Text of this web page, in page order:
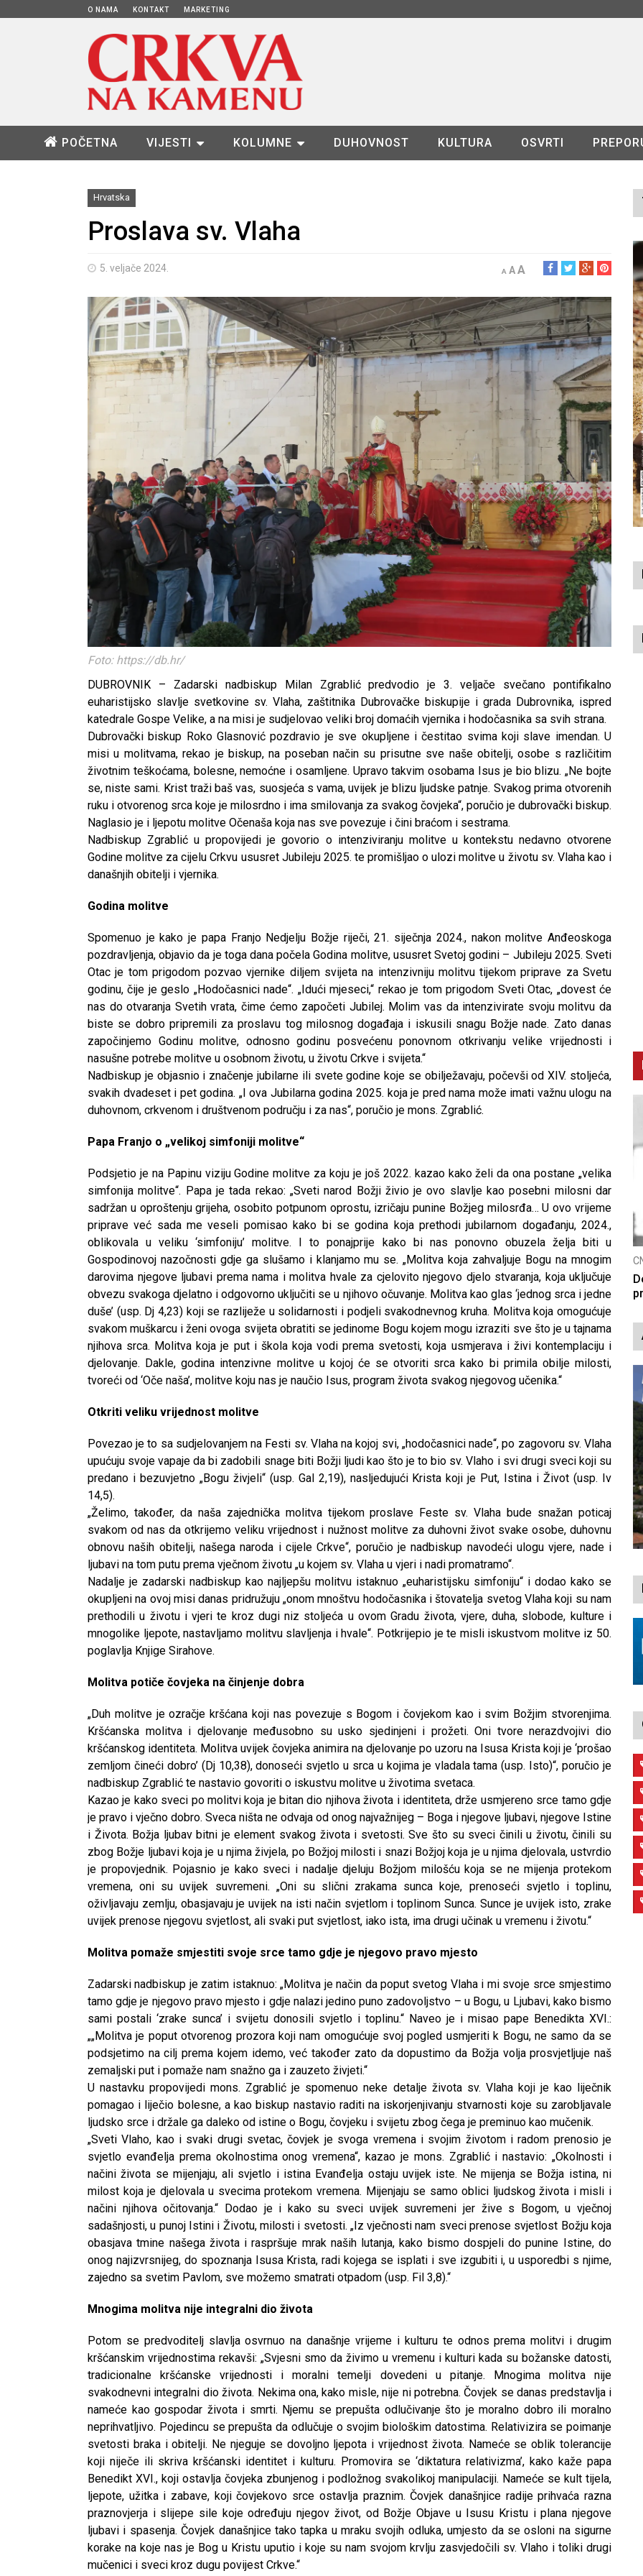
O NAMA KONTAKT MARKETING
POČETNA VIJESTI KOLUMNE DUHOVNOST KULTURA OSVRTI
Hrvatska
Proslava sv. Vlaha
5. veljače 2024. A AA
Foto: https://db.hr/
DUBROVNIK – Zadarski nadbiskup Milan Zgrablić predvodio je 3. veljače svečano pontifikalno
euharistijsko slavlje svetkovine sv. Vlaha, zaštitnika Dubrovačke biskupije i grada Dubrovnika, ispred
katedrale Gospe Velike, a na misi je sudjelovao veliki broj domaćih vjernika i hodočasnika sa svih strana.
Dubrovački biskup Roko Glasnović pozdravio je sve okupljene i čestitao svima koji slave imendan. U
misi u molitvama, rekao je biskup, na poseban način su prisutne sve naše obitelji, osobe s različitim
životnim teškoćama, bolesne, nemoćne i osamljene. Upravo takvim osobama Isus je bio blizu. „Ne bojte
se, niste sami. Krist traži baš vas, suosjeća s vama, uvijek je blizu ljudske patnje. Svakog prima otvorenih
ruku i otvorenog srca koje je milosrdno i ima smilovanja za svakog čovjeka“, poručio je dubrovački biskup.
Naglasio je i ljepotu molitve Očenaša koja nas sve povezuje i čini braćom i sestrama.
Nadbiskup Zgrablić u propovijedi je govorio o intenziviranju molitve u kontekstu nedavno otvorene
Godine molitve za cijelu Crkvu ususret Jubileju 2025. te promišljao o ulozi molitve u životu sv. Vlaha kao i
današnjih obitelji i vjernika.
Godina molitve
Spomenuo je kako je papa Franjo Nedjelju Božje riječi, 21. siječnja 2024., nakon molitve Anđeoskoga
pozdravljenja, objavio da je toga dana počela Godina molitve, ususret Svetoj godini – Jubileju 2025. Sveti
Otac je tom prigodom pozvao vjernike diljem svijeta na intenzivniju molitvu tijekom priprave za Svetu
godinu, čije je geslo „Hodočasnici nade“. „Idući mjeseci,“ rekao je tom prigodom Sveti Otac, „dovest će
nas do otvaranja Svetih vrata, čime ćemo započeti Jubilej. Molim vas da intenzivirate svoju molitvu da
biste se dobro pripremili za proslavu tog milosnog događaja i iskusili snagu Božje nade. Zato danas
započinjemo Godinu molitve, odnosno godinu posvećenu ponovnom otkrivanju velike vrijednosti i
nasušne potrebe molitve u osobnom životu, u životu Crkve i svijeta.“
Nadbiskup je objasnio i značenje jubilarne ili svete godine koje se obilježavaju, počevši od XIV. stoljeća,
svakih dvadeset i pet godina. „I ova Jubilarna godina 2025. koja je pred nama može imati važnu ulogu na
duhovnom, crkvenom i društvenom području i za nas“, poručio je mons. Zgrablić.
Papa Franjo o „velikoj simfoniji molitve“
Podsjetio je na Papinu viziju Godine molitve za koju je još 2022. kazao kako želi da ona postane „velika
simfonija molitve“. Papa je tada rekao: „Sveti narod Božji živio je ovo slavlje kao posebni milosni dar
sadržan u oproštenju grijeha, osobito potpunom oprostu, izričaju punine Božjeg milosrđa… U ovo vrijeme
priprave već sada me veseli pomisao kako bi se godina koja prethodi jubilarnom događanju, 2024.,
oblikovala u veliku ‘simfoniju’ molitve. I to ponajprije kako bi nas ponovno obuzela želja biti u
Gospodinovoj nazočnosti gdje ga slušamo i klanjamo mu se. „Molitva koja zahvaljuje Bogu na mnogim
darovima njegove ljubavi prema nama i molitva hvale za cjelovito njegovo djelo stvaranja, koja uključuje
obvezu svakoga djelatno i odgovorno uključiti se u njihovo očuvanje. Molitva kao glas ‘jednog srca i jedne
duše’ (usp. Dj 4,23) koji se razliježe u solidarnosti i podjeli svakodnevnog kruha. Molitva koja omogućuje
svakom muškarcu i ženi ovoga svijeta obratiti se jedinome Bogu kojem mogu izraziti sve što je u tajnama
njihova srca. Molitva koja je put i škola koja vodi prema svetosti, koja usmjerava i živi kontemplaciju i
djelovanje. Dakle, godina intenzivne molitve u kojoj će se otvoriti srca kako bi primila obilje milosti,
tvoreći od ‘Oče naša’, molitve koju nas je naučio Isus, program života svakog njegovog učenika.“
Otkriti veliku vrijednost molitve
Povezao je to sa sudjelovanjem na Festi sv. Vlaha na kojoj svi, „hodočasnici nade“, po zagovoru sv. Vlaha
upućuju svoje vapaje da bi zadobili snage biti Božji ljudi kao što je to bio sv. Vlaho i svi drugi sveci koji su
predano i bezuvjetno „Bogu živjeli“ (usp. Gal 2,19), nasljedujući Krista koji je Put, Istina i Život (usp. Iv
14,5).
„Želimo, također, da naša zajednička molitva tijekom proslave Feste sv. Vlaha bude snažan poticaj
svakom od nas da otkrijemo veliku vrijednost i nužnost molitve za duhovni život svake osobe, duhovnu
obnovu naših obitelji, našega naroda i cijele Crkve“, poručio je nadbiskup navodeći ulogu vjere, nade i
ljubavi na tom putu prema vječnom životu „u kojem sv. Vlaha u vjeri i nadi promatramo“.
Nadalje je zadarski nadbiskup kao najljepšu molitvu istaknuo „euharistijsku simfoniju“ i dodao kako se
okupljeni na ovoj misi danas pridružuju „onom mnoštvu hodočasnika i štovatelja svetog Vlaha koji su nam
prethodili u životu i vjeri te kroz dugi niz stoljeća u ovom Gradu života, vjere, duha, slobode, kulture i
mnogolike ljepote, nastavljamo molitvu slavljenja i hvale“. Potkrijepio je te misli iskustvom molitve iz 50.
poglavlja Knjige Sirahove.
Molitva potiče čovjeka na činjenje dobra
„Duh molitve je ozračje kršćana koji nas povezuje s Bogom i čovjekom kao i svim Božjim stvorenjima.
Kršćanska molitva i djelovanje međusobno su usko sjedinjeni i prožeti. Oni tvore nerazdvojivi dio
kršćanskog identiteta. Molitva uvijek čovjeka animira na djelovanje po uzoru na Isusa Krista koji je ‘prošao
zemljom čineći dobro’ (Dj 10,38), donoseći svjetlo u srca u kojima je vladala tama (usp. Isto)“, poručio je
nadbiskup Zgrablić te nastavio govoriti o iskustvu molitve u životima svetaca.
Kazao je kako sveci po molitvi koja je bitan dio njihova života i identiteta, drže usmjereno srce tamo gdje
je pravo i vječno dobro. Sveca ništa ne odvaja od onog najvažnijeg – Boga i njegove ljubavi, njegove Istine
i Života. Božja ljubav bitni je element svakog života i svetosti. Sve što su sveci činili u životu, činili su
zbog Božje ljubavi koja je u njima živjela, po Božjoj milosti i snazi Božjoj koja je u njima djelovala, ustvrdio
je propovjednik. Pojasnio je kako sveci i nadalje djeluju Božjom milošću koja se ne mijenja protekom
vremena, oni su uvijek suvremeni. „Oni su slični zrakama sunca koje, prenoseći svjetlo i toplinu,
oživljavaju zemlju, obasjavaju je uvijek na isti način svjetlom i toplinom Sunca. Sunce je uvijek isto, zrake
uvijek prenose njegovu svjetlost, ali svaki put svjetlost, iako ista, ima drugi učinak u vremenu i životu.“
Molitva pomaže smjestiti svoje srce tamo gdje je njegovo pravo mjesto
Zadarski nadbiskup je zatim istaknuo: „Molitva je način da poput svetog Vlaha i mi svoje srce smjestimo
tamo gdje je njegovo pravo mjesto i gdje nalazi jedino puno zadovoljstvo – u Bogu, u Ljubavi, kako bismo
sami postali ‘zrake sunca’ i svijetu donosili svjetlo i toplinu.“ Naveo je i misao pape Benedikta XVI.:
„„Molitva je poput otvorenog prozora koji nam omogućuje svoj pogled usmjeriti k Bogu, ne samo da se
podsjetimo na cilj prema kojem idemo, već također zato da dopustimo da Božja volja prosvjetljuje naš
zemaljski put i pomaže nam snažno ga i zauzeto živjeti.“
U nastavku propovijedi mons. Zgrablić je spomenuo neke detalje života sv. Vlaha koji je kao liječnik
pomagao i liječio bolesne, a kao biskup nastavio raditi na iskorjenjivanju stvarnosti koje su zarobljavale
ljudsko srce i držale ga daleko od istine o Bogu, čovjeku i svijetu zbog čega je preminuo kao mučenik.
„Sveti Vlaho, kao i svaki drugi svetac, čovjek je svoga vremena i svojim životom i radom prenosio je
svjetlo evanđelja prema okolnostima onog vremena“, kazao je mons. Zgrablić i nastavio: „Okolnosti i
načini života se mijenjaju, ali svjetlo i istina Evanđelja ostaju uvijek iste. Ne mijenja se Božja istina, ni
milost koja je djelovala u svecima protekom vremena. Mijenjaju se samo oblici ljudskog života i misli i
načini njihova očitovanja.“ Dodao je i kako su sveci uvijek suvremeni jer žive s Bogom, u vječnoj
sadašnjosti, u punoj Istini i Životu, milosti i svetosti. „Iz vječnosti nam sveci prenose svjetlost Božju koja
obasjava tmine našega života i raspršuje mrak naših lutanja, kako bismo dospjeli do punine Istine, do
onog najizvrsnijeg, do spoznanja Isusa Krista, radi kojega se isplati i sve izgubiti i, u usporedbi s njime,
zajedno sa svetim Pavlom, sve možemo smatrati otpadom (usp. Fil 3,8).“
Mnogima molitva nije integralni dio života
Potom se predvoditelj slavlja osvrnuo na današnje vrijeme i kulturu te odnos prema molitvi i drugim
kršćanskim vrijednostima rekavši: „Svjesni smo da živimo u vremenu i kulturi kada su božanske datosti,
tradicionalne kršćanske vrijednosti i moralni temelji dovedeni u pitanje. Mnogima molitva nije
svakodnevni integralni dio života. Nekima ona, kako misle, nije ni potrebna. Čovjek se danas predstavlja i
nameće kao gospodar života i smrti. Njemu se prepušta odlučivanje što je moralno dobro ili moralno
neprihvatljivo. Pojedincu se prepušta da odlučuje o svojim biološkim datostima. Relativizira se poimanje
svetosti braka i obitelji. Ne njeguje se dovoljno ljepota i vrijednost života. Nameće se oblik tolerancije
koji niječe ili skriva kršćanski identitet i kulturu. Promovira se ‘diktatura relativizma’, kako kaže papa
Benedikt XVI., koji ostavlja čovjeka zbunjenog i podložnog svakolikoj manipulaciji. Nameće se kult tijela,
ljepote, užitka i zabave, koji čovjekovo srce ostavlja praznim. Čovjek današnjice radije prihvaća razna
praznovjerja i slijepe sile koje određuju njegov život, od Božje Objave u Isusu Kristu i plana njegove
ljubavi i spasenja. Čovjek današnjice tako tapka u mraku svojih odluka, umjesto da se osloni na sigurne
korake na koje nas je Bog u Kristu uputio i koje su nam svojom krvlju zasvjedočili sv. Vlaho i toliki drugi
mučenici i sveci kroz dugu povijest Crkve.“